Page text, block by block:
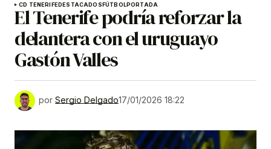
CD TENERIFEDESTACADOSFÚTBOLPORTADA
El Tenerife podría reforzar la
delantera con el uruguayo
Gastón Valles
por Sergio Delgado17/01/2026 18:22